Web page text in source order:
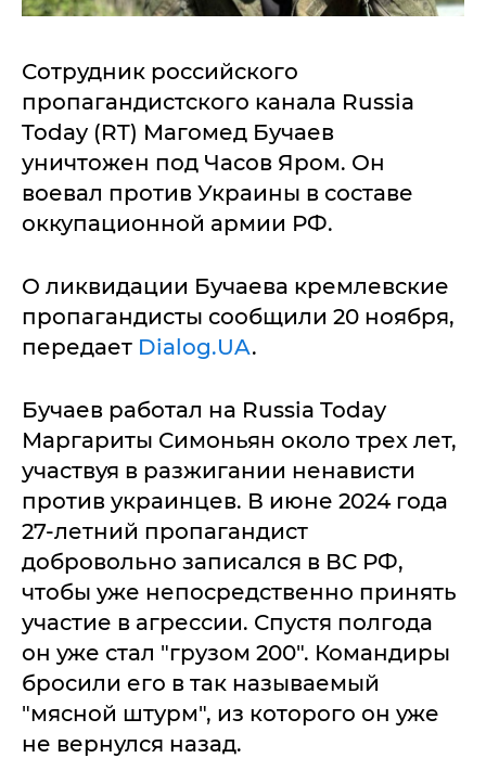
Сотрудник российского
пропагандистского канала Russia
Today (RT) Магомед Бучаев
уничтожен под Часов Яром. Он
воевал против Украины в составе
оккупационной армии РФ.
О ликвидации Бучаева кремлевские
пропагандисты сообщили 20 ноября,
передает Dialog.UA.
Бучаев работал на Russia Today
Маргариты Симоньян около трех лет,
участвуя в разжигании ненависти
против украинцев. В июне 2024 года
27-летний пропагандист
добровольно записался в ВС РФ,
чтобы уже непосредственно принять
участие в агрессии. Спустя полгода
он уже стал "грузом 200". Командиры
бросили его в так называемый
"мясной штурм", из которого он уже
не вернулся назад.